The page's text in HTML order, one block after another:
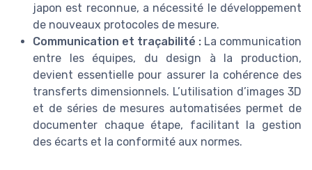
japon est reconnue, a nécessité le développement
de nouveaux protocoles de mesure.
Communication et traçabilité : La communication
entre les équipes, du design à la production,
devient essentielle pour assurer la cohérence des
transferts dimensionnels. L’utilisation d’images 3D
et de séries de mesures automatisées permet de
documenter chaque étape, facilitant la gestion
des écarts et la conformité aux normes.